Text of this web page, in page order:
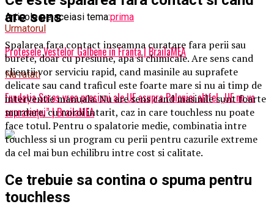
Articole pe aceiasi tema:prima
Urmatorul
Protesele Vestelor Galbene în Franţa | BrailaMEA
Nu ratati
Fundația Soros vrea presiuni ale UE asupra Poloniei altfel „UE nu va
supraviețui” | BrailaMEA
are sens
Spalarea fara contact inseamna curatare fara perii sau
burete, doar cu presiune, apa si chimicale. Are sens cand
clientii vor serviciu rapid, cand masinile au suprafete
delicate sau cand traficul este foarte mare si nu ai timp de
interventie manuala. Nu are sens cand masinile sunt foarte
murdare, cu noroi intarit, caz in care touchless nu poate
face totul. Pentru o spalatorie medie, combinatia intre
touchless si un program cu perii pentru cazurile extreme
da cel mai bun echilibru intre cost si calitate.
Ce trebuie sa contina o spuma pentru
touchless